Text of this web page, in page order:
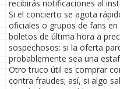
recibirás notificaciones al
Si el concierto se agota
oficiales o grupos de fans en
boletos de última hora a
sospechosos: si la oferta
probablemente sea una
Otro truco útil es comprar
contra fraudes; así, si algo